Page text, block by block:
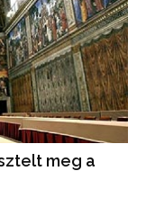
meg a